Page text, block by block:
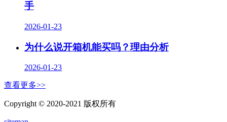
手
2026-01-23
为什么说开箱机能买吗？理由分析
2026-01-23
查看更多>>
Copyright © 2020-2021 版权所有